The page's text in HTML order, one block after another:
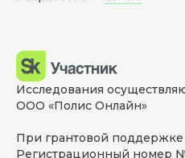
Исследования
ООО «Полис Онлайн»
При грантовой поддержке
Регистрационный номер